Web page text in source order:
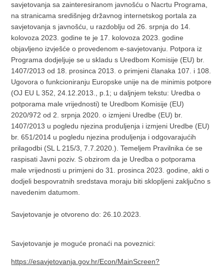
savjetovanja sa zainteresiranom javnošću o Nacrtu Programa,
na stranicama središnjeg državnog internetskog portala za
savjetovanja s javnošću, u razdoblju od 26. srpnja do 14.
kolovoza 2023. godine te je 17. kolovoza 2023. godine
objavljeno izvješće o provedenom e-savjetovanju. Potpora iz
Programa dodjeljuje se u skladu s Uredbom Komisije (EU) br.
1407/2013 od 18. prosinca 2013. o primjeni članaka 107. i 108.
Ugovora o funkcioniranju Europske unije na de minimis potpore
(OJ EU L 352, 24.12.2013., p.1; u daljnjem tekstu: Uredba o
potporama male vrijednosti) te Uredbom Komisije (EU)
2020/972 od 2. srpnja 2020. o izmjeni Uredbe (EU) br.
1407/2013 u pogledu njezina produljenja i izmjeni Uredbe (EU)
br. 651/2014 u pogledu njezina produljenja i odgovarajućih
prilagodbi (SL L 215/3, 7.7.2020.). Temeljem Pravilnika će se
raspisati Javni poziv. S obzirom da je Uredba o potporama
male vrijednosti u primjeni do 31. prosinca 2023. godine, akti o
dodjeli bespovratnih sredstava moraju biti sklopljeni zaključno s
navedenim datumom.
Savjetovanje je otvoreno do: 26.10.2023.
Savjetovanje je moguće pronaći na poveznici:
https://esavjetovanja.gov.hr/Econ/MainScreen?